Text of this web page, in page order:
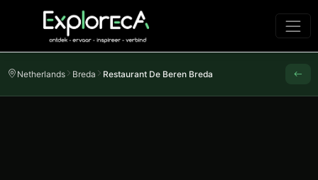
Netherlands Breda Restaurant De Beren Breda